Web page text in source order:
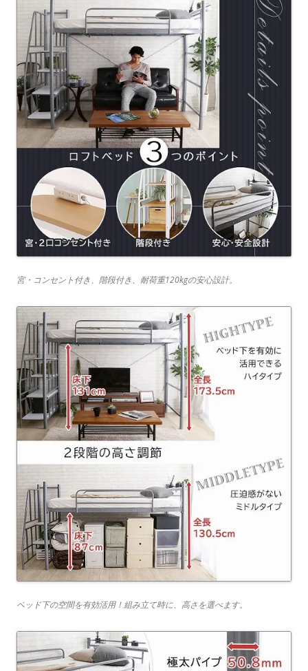
宮・コンセント付き、階段付き、耐荷重120kgの安心設計。
ベッド下の空間を有効活用！組み立て時に、高さを選べます。